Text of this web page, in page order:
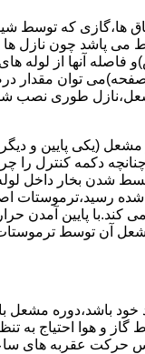
ها،گازی که توسط
می پاشد چون نازل
آنها از لوله
توان مقدار
طوری نصب
(یکی پایین و
کنترل را
شدن بخار داخل
رسید،ترموستات
کند.با پایین آمدن
آن توسط
و هوا احتیاج به
حرکت عقربه های